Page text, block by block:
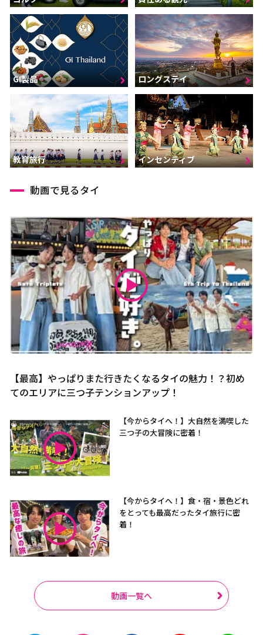
GI製品 ロングステイ
教育旅行 インセンティブ
動画で見るタイ
【最高】やっぱりまた行きたくなるタイの魅力！？初め
てのエリアに三つ子テンションアップ！
【今からタイへ！】大自然を満喫した
三つ子の大冒険に密着！
【今からタイへ！】食・宿・景色どれ
をとっても最高だったタイ旅行に密
着！
動画一覧へ